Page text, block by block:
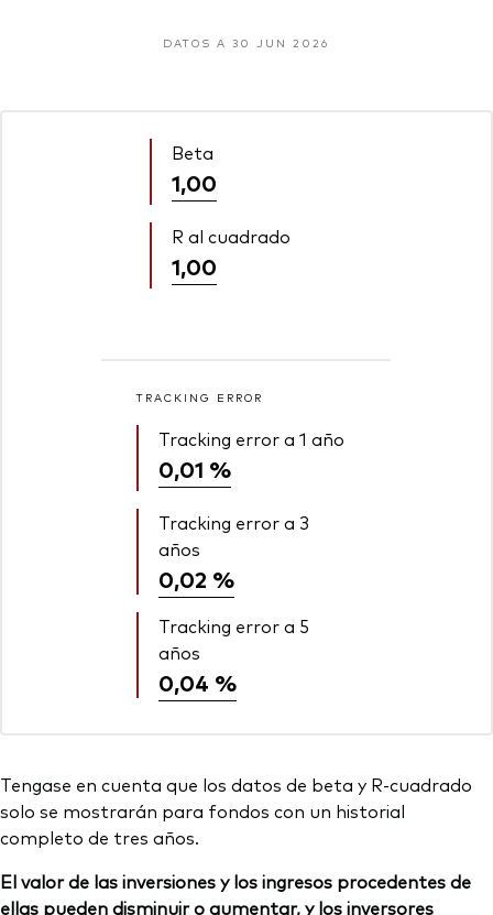
DATOS A 30 JUN 2026
Beta
1,00
R al cuadrado
1,00
TRACKING ERROR
Tracking error a 1 año
0,01 %
Tracking error a 3
años
0,02 %
Tracking error a 5
años
0,04 %
Tengase en cuenta que los datos de beta y R-cuadrado
solo se mostrarán para fondos con un historial
completo de tres años.
El valor de las inversiones y los ingresos procedentes de
ellas pueden disminuir o aumentar, y los inversores